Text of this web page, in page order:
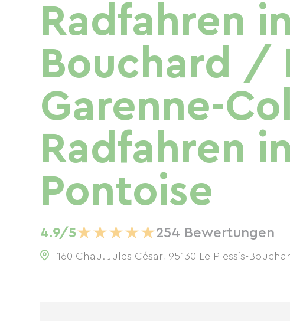
Radfahren
Bouchard /
Garenne-
Radfahren
Pontoise
4.9/5★★★★★254 Bewertungen
160 Chau. Jules César, 95130 Le Plessis-